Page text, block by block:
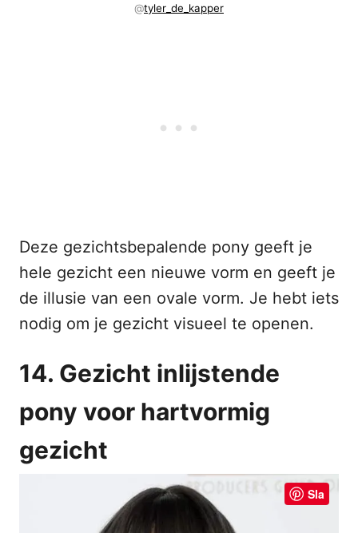
@tyler_de_kapper
Deze gezichtsbepalende pony geeft je
hele gezicht een nieuwe vorm en geeft je
de illusie van een ovale vorm. Je hebt iets
nodig om je gezicht visueel te openen.
14. Gezicht inlijstende
pony voor hartvormig
gezicht
Sla